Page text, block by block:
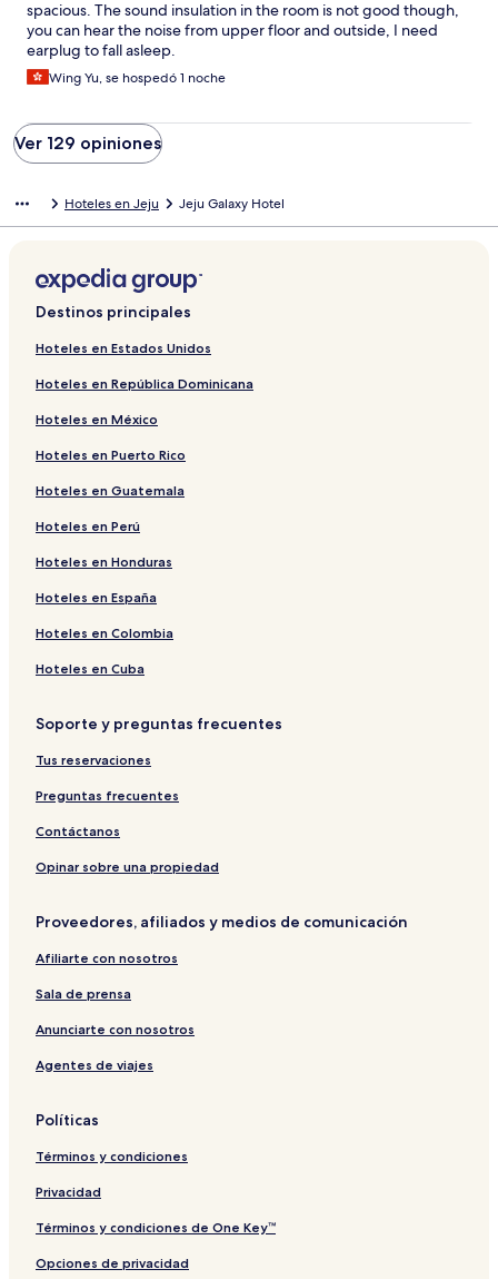
spacious. The sound insulation in the room is not good though,
you can hear the noise from upper floor and outside, I need
earplug to fall asleep.
Wing Yu, se hospedó 1 noche
Ver 129 opiniones
Hoteles en Jeju Jeju Galaxy Hotel
Destinos principales
Hoteles en Estados Unidos
Hoteles en República Dominicana
Hoteles en México
Hoteles en Puerto Rico
Hoteles en Guatemala
Hoteles en Perú
Hoteles en Honduras
Hoteles en España
Hoteles en Colombia
Hoteles en Cuba
Soporte y preguntas frecuentes
Tus reservaciones
Preguntas frecuentes
Contáctanos
Opinar sobre una propiedad
Proveedores, afiliados y medios de comunicación
Afiliarte con nosotros
Sala de prensa
Anunciarte con nosotros
Agentes de viajes
Políticas
Términos y condiciones
Privacidad
Términos y condiciones de One Key™
Opciones de privacidad